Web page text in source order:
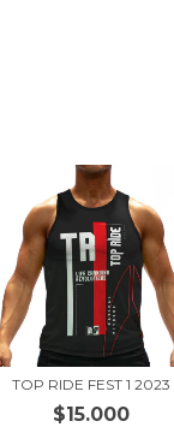
TOP RIDE FEST 1 2023
$15.000